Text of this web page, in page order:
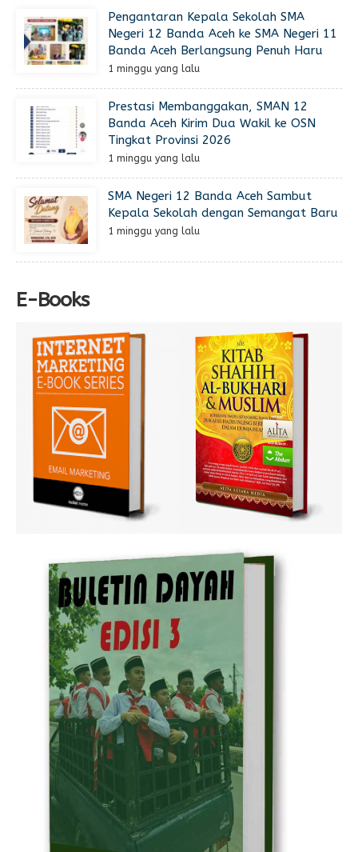
Pengantaran Kepala Sekolah SMA
Negeri 12 Banda Aceh ke SMA Negeri 11
Banda Aceh Berlangsung Penuh Haru
1 minggu yang lalu
Prestasi Membanggakan, SMAN 12
Banda Aceh Kirim Dua Wakil ke OSN
Tingkat Provinsi 2026
1 minggu yang lalu
SMA Negeri 12 Banda Aceh Sambut
Kepala Sekolah dengan Semangat Baru
1 minggu yang lalu
E-Books